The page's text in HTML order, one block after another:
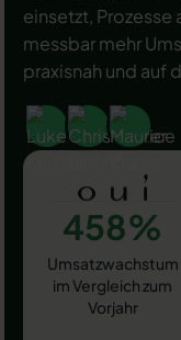
einsetzt,
messbar mehr
praxisnah und auf
458%
Umsatzwachstum
im Vergleich zum
Vorjahr